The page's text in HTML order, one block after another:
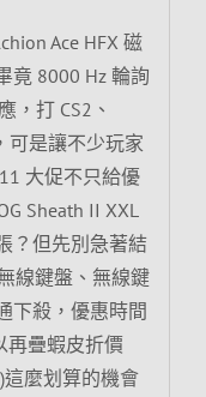
Ace HFX 磁
竟 8000 Hz 輪詢
，打 CS2、
可是讓不少玩家
大促不只給優
Sheath II XXL
？但先別急著結
線鍵盤、無線鍵
下殺，優惠時間
再疊蝦皮折價
)這麼划算的機會